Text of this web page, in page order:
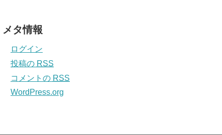
メタ情報
ログイン
投稿の RSS
コメントの RSS
WordPress.org